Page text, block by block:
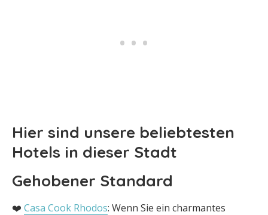
Hier sind unsere beliebtesten
Hotels in dieser Stadt
Gehobener Standard
❤️ Casa Cook Rhodos: Wenn Sie ein charmantes